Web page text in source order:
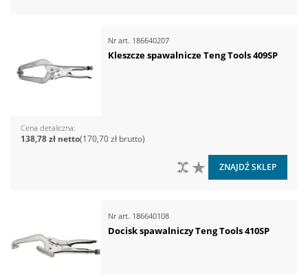
Nr art. 186640207
Kleszcze spawalnicze Teng Tools 409SP
Cena detaliczna
170,70 zł
138,78 zł
DO LISTY ŻYCZEŃ
DO PORÓWNANIA
ZNAJDŹ SKLEP
Nr art. 186640108
Docisk spawalniczy Teng Tools 410SP